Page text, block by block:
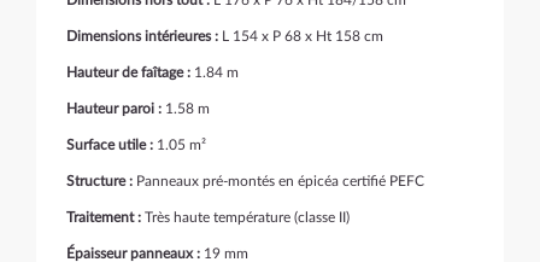
Dimensions intérieures : L 154 x P 68 x Ht 158 cm
Hauteur de faîtage : 1.84 m
Hauteur paroi : 1.58 m
Surface utile : 1.05 m²
Structure : Panneaux pré-montés en épicéa certifié PEFC
Traitement : Très haute température (classe II)
Épaisseur panneaux : 19 mm